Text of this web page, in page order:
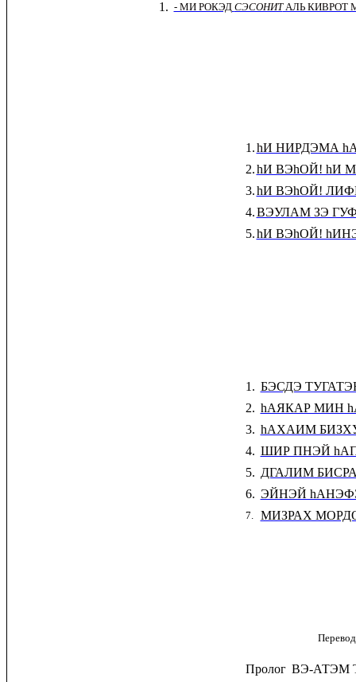
1. - МИ РОКЭД СЭСОНИТАЛЬ КИВРОТ
1.hИ НИРДЭМА
2.hИ ВЭhОЙ! hИ
3.hИ ВЭhОЙ!
4.ВЭУЛАМ ЗЭ
5.hИ ВЭhОЙ!
1. БЭСДЭ
2. hАЯКАР МИН
3. hАХАИМ
4. ШИР ПНЭЙ
5. ДГАЛИМ
6. ЭЙНЭЙ
7. МИЗРАХ
Пролог ВЭ-АТЭМ